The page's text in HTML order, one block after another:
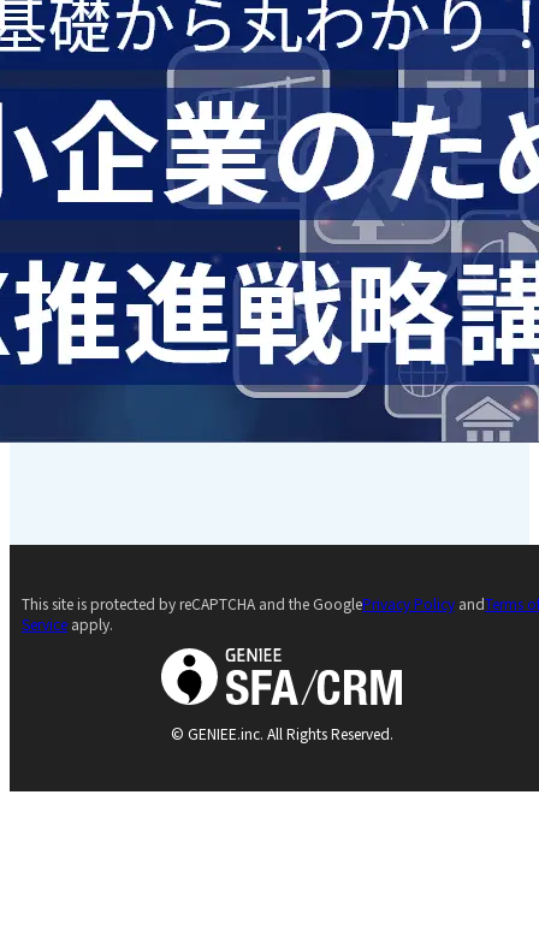
© GENIEE.inc. All Rights Reserved.
This site is protected by reCAPTCHA and the GooglePrivacy Policy andTerms
Service apply.